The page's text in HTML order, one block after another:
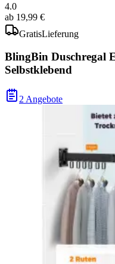
4.0
ab 19,99 €
GratisLieferung
BlingBin Duschregal
Selbstklebend
2 Angebote